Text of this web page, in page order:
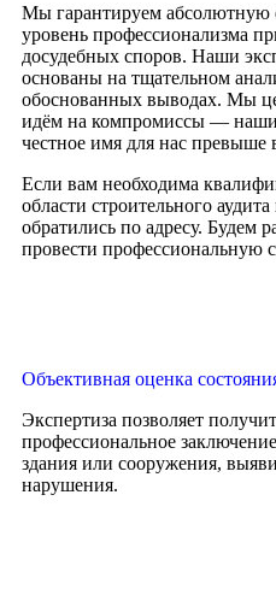
Мы гарантируем абсолютную
уровень профессионализма
досудебных споров. Наши
основаны на тщательном
обоснованных выводах. Мы
идём на компромиссы — наши
честное имя для нас превыше
Если вам необходима
области строительного
обратились по адресу. Будем
провести профессиональную
Объективная оценка
Экспертиза позволяет
профессиональное
здания или сооружения,
нарушения.